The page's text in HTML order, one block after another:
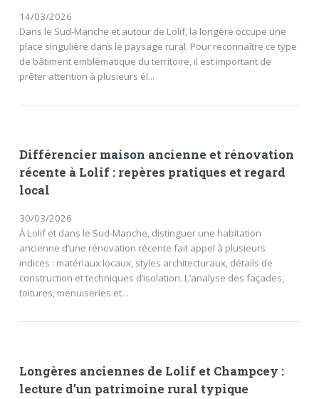
14/03/2026
Dans le Sud-Manche et autour de Lolif, la longère occupe une
place singulière dans le paysage rural. Pour reconnaître ce type
de bâtiment emblématique du territoire, il est important de
prêter attention à plusieurs él...
Différencier maison ancienne et rénovation
récente à Lolif : repères pratiques et regard
local
30/03/2026
À Lolif et dans le Sud-Manche, distinguer une habitation
ancienne d’une rénovation récente fait appel à plusieurs
indices : matériaux locaux, styles architecturaux, détails de
construction et techniques d’isolation. L’analyse des façades,
toitures, menuiseries et...
Longères anciennes de Lolif et Champcey :
lecture d’un patrimoine rural typique